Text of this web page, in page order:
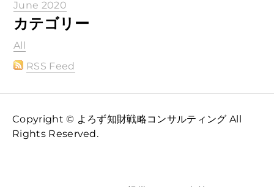
June 2020
カテゴリー
All
RSS Feed
Copyright © よろず知財戦略コンサルティング All
Rights Reserved.